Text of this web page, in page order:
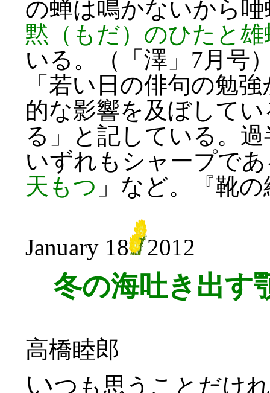
の蝉は鳴かないから
黙（もだ）のひたと
いる。（「澤」7月号
「若い日の俳句の勉
的な影響を及ぼして
る」と記している。
いずれもシャープで
天もつ 」など。『靴
January 18 2012
冬の海吐き出す
高橋睦郎
いつも思うことだけ